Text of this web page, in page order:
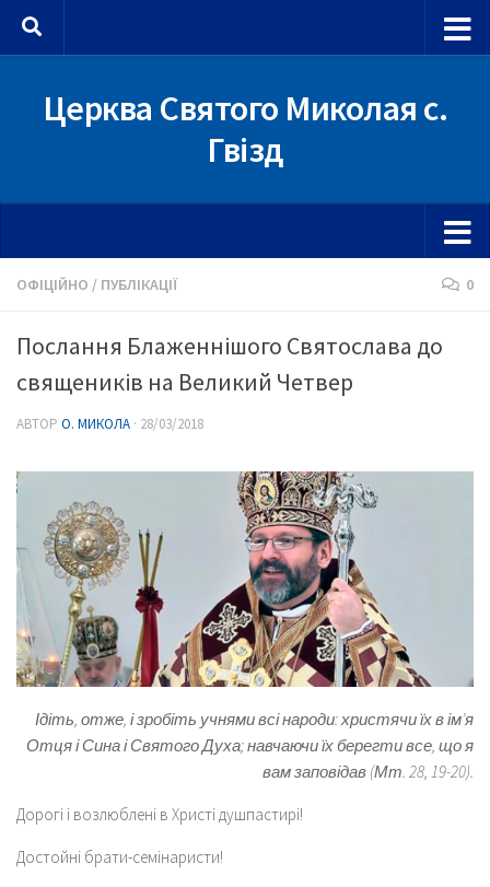
Skip to content
Церква Святого Миколая с.
Гвізд
ОФІЦІЙНО / ПУБЛІКАЦІЇ 0
Послання Блаженнішого Святослава до
священиків на Великий Четвер
АВТОР О. МИКОЛА · 28/03/2018
Ідіть, отже, і зробіть учнями всі народи: христячи їх в ім’я
Отця і Сина і Святого Духа; навчаючи їх берегти все, що я
вам заповідав (Мт. 28, 19-20).
Дорогі і возлюблені в Христі душпастирі!
Достойні брати-семінаристи!